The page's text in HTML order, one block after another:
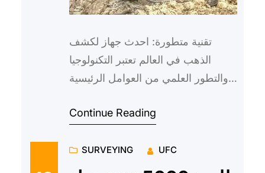
تقنية متطورة: احدث جهاز لكشف
الذهب في العالم تعتبر التكنولوجيا
والتطور العلمي من العوامل الرئيسية
Continue Reading
SURVEYING UFC